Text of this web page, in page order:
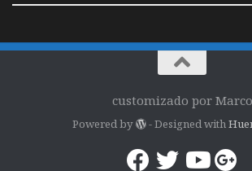
customizado por Marco
Powered by - Designed with